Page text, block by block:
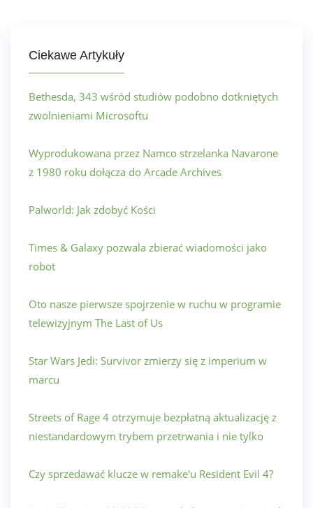
Ciekawe Artykuły
Bethesda, 343 wśród studiów podobno dotkniętych
zwolnieniami Microsoftu
Wyprodukowana przez Namco strzelanka Navarone
z 1980 roku dołącza do Arcade Archives
Palworld: Jak zdobyć Kości
Times & Galaxy pozwala zbierać wiadomości jako
robot
Oto nasze pierwsze spojrzenie w ruchu w programie
telewizyjnym The Last of Us
Star Wars Jedi: Survivor zmierzy się z imperium w
marcu
Streets of Rage 4 otrzymuje bezpłatną aktualizację z
niestandardowym trybem przetrwania i nie tylko
Czy sprzedawać klucze w remake'u Resident Evil 4?